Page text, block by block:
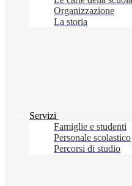
Organizzazione
La storia
Servizi
Famiglie e studenti
Personale scolastico
Percorsi di studio